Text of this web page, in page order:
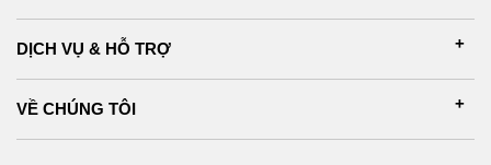
DỊCH VỤ & HỖ TRỢ
VỀ CHÚNG TÔI